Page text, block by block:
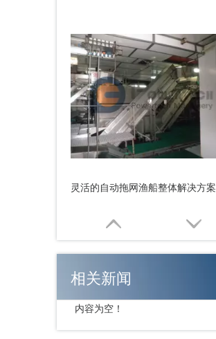
定制化自动拖网渔船整体解决方案
相关新闻
内容为空！